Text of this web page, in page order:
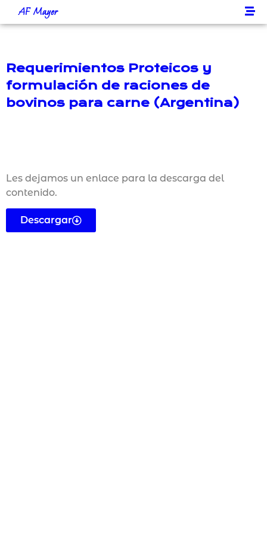
AF Mayer
Requerimientos Proteicos y
formulación de raciones de
bovinos para carne (Argentina)
Les dejamos un enlace para la descarga del
contenido.
Descargar